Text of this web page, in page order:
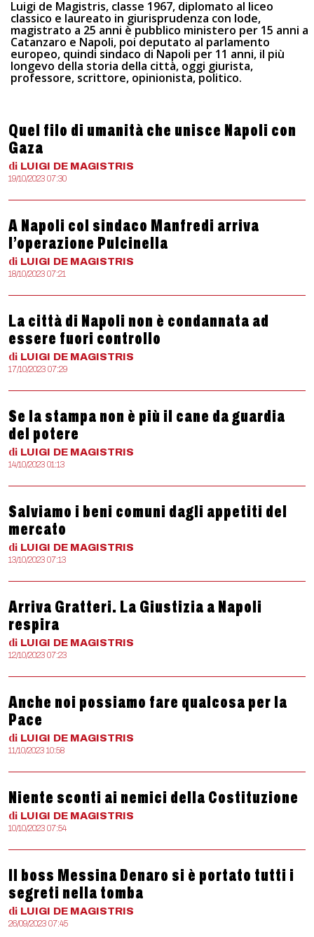
Luigi de Magistris, classe 1967, diplomato al liceo
classico e laureato in giurisprudenza con lode,
magistrato a 25 anni è pubblico ministero per 15 anni a
Catanzaro e Napoli, poi deputato al parlamento
europeo, quindi sindaco di Napoli per 11 anni, il più
longevo della storia della città, oggi giurista,
professore, scrittore, opinionista, politico.
Quel filo di umanità che unisce Napoli con
Gaza
di LUIGI DE MAGISTRIS
19/10/2023 07:30
A Napoli col sindaco Manfredi arriva
l’operazione Pulcinella
di LUIGI DE MAGISTRIS
18/10/2023 07:21
La città di Napoli non è condannata ad
essere fuori controllo
di LUIGI DE MAGISTRIS
17/10/2023 07:29
Se la stampa non è più il cane da guardia
del potere
di LUIGI DE MAGISTRIS
14/10/2023 01:13
Salviamo i beni comuni dagli appetiti del
mercato
di LUIGI DE MAGISTRIS
13/10/2023 07:13
Arriva Gratteri. La Giustizia a Napoli
respira
di LUIGI DE MAGISTRIS
12/10/2023 07:23
Anche noi possiamo fare qualcosa per la
Pace
di LUIGI DE MAGISTRIS
11/10/2023 10:58
Niente sconti ai nemici della Costituzione
di LUIGI DE MAGISTRIS
10/10/2023 07:54
Il boss Messina Denaro si è portato tutti i
segreti nella tomba
di LUIGI DE MAGISTRIS
26/09/2023 07:45